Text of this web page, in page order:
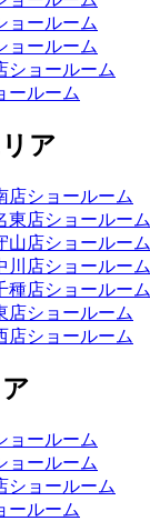
ョールーム
ョールーム
ショールーム
ールーム
ア
店ショールーム
東店ショールーム
山店ショールーム
川店ショールーム
種店ショールーム
店ショールーム
店ショールーム
ョールーム
ョールーム
ショールーム
ールーム